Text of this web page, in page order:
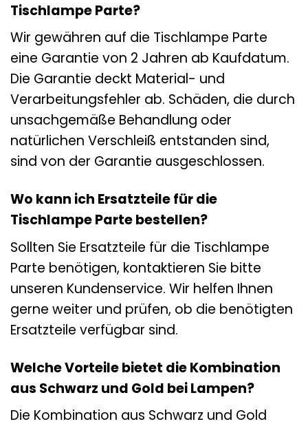
Tischlampe Parte?
Wir gewähren auf die Tischlampe Parte
eine Garantie von 2 Jahren ab Kaufdatum.
Die Garantie deckt Material- und
Verarbeitungsfehler ab. Schäden, die durch
unsachgemäße Behandlung oder
natürlichen Verschleiß entstanden sind,
sind von der Garantie ausgeschlossen.
Wo kann ich Ersatzteile für die
Tischlampe Parte bestellen?
Sollten Sie Ersatzteile für die Tischlampe
Parte benötigen, kontaktieren Sie bitte
unseren Kundenservice. Wir helfen Ihnen
gerne weiter und prüfen, ob die benötigten
Ersatzteile verfügbar sind.
Welche Vorteile bietet die Kombination
aus Schwarz und Gold bei Lampen?
Die Kombination aus Schwarz und Gold